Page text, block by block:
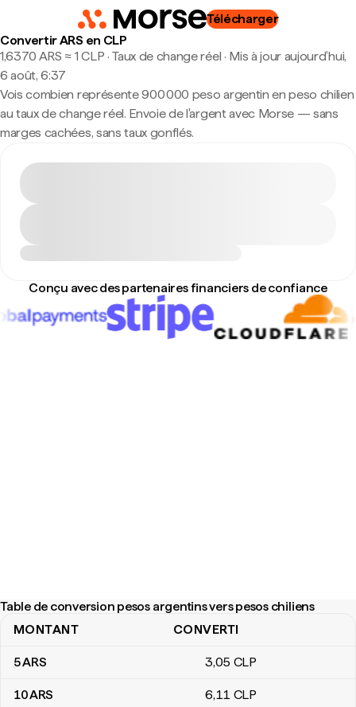
Télécharger
Convertir ARS en CLP
1,6370 ARS ≈ 1 CLP · Taux de change réel · Mis à jour aujourd’hui,
6 août, 6:37
Vois combien représente 900 000 peso argentin en peso chilien
au taux de change réel. Envoie de l'argent avec Morse — sans
marges cachées, sans taux gonflés.
Conçu avec des partenaires financiers de confiance
Table de conversion pesos argentins vers pesos chiliens
Table de conversion pesos argentins vers pesos chiliens
MONTANT CONVERTI
5ARS 3,05 CLP
10ARS 6,11 CLP